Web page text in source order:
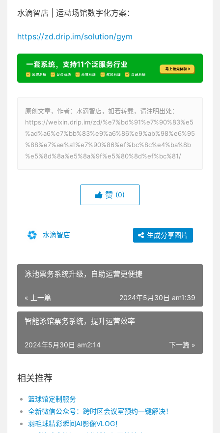
水滴智店 | 运动场馆数字化方案：
https://zd.drip.im/solution/gym
原创文章，作者：水滴智店，如若转载，请注明出处：
https://weixin.drip.im/zd/%e7%bd%91%e7%90%83%e5
%ad%a6%e7%bb%83%e9%a6%86%e9%ab%98%e6%95
%88%e7%ae%a1%e7%90%86%ef%bc%8c%e4%ba%8b
%e5%8d%8a%e5%8a%9f%e5%80%8d%ef%bc%81/
赞 (0)
水滴智店 生成分享图片
泳池票务系统升级，自助运营更便捷
« 上一篇 2024年5月30日 am1:39
智能泳馆票务系统，提升运营效率
下一篇 »
2024年5月30日 am2:14
相关推荐
篮球馆定制服务
全新微信公众号：跨时区会议室预约一键解决！
羽毛球精彩瞬间AI影像VLOG！